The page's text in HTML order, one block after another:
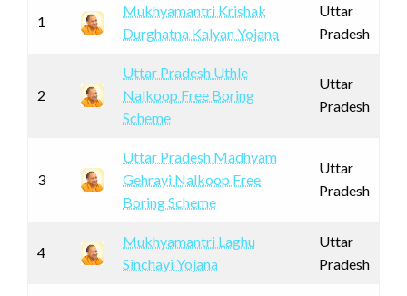
1
Mukhyamantri Krishak
Durghatna Kalyan Yojana
Uttar
Pradesh
2
Uttar Pradesh Uthle
Nalkoop Free Boring
Scheme
Uttar
Pradesh
3
Uttar Pradesh Madhyam
Gehrayi Nalkoop Free
Boring Scheme
Uttar
Pradesh
4
Mukhyamantri Laghu
Sinchayi Yojana
Uttar
Pradesh